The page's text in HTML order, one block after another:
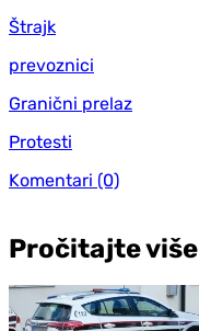
Štrajk
prevoznici
Granični prelaz
Protesti
Komentari (0)
Pročitajte više